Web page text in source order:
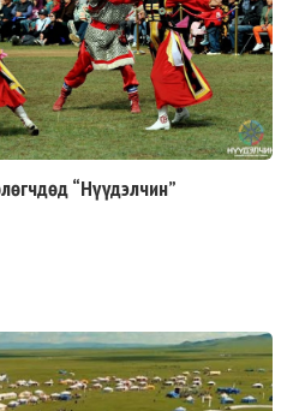
“Нүүдэлчин”